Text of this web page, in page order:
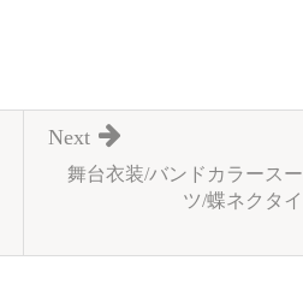
舞台衣装/バンドカラースー
ツ/蝶ネクタイ
Next